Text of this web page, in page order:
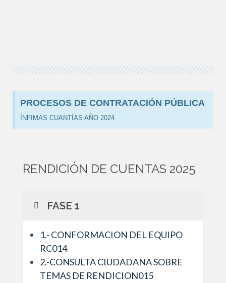
PROCESOS DE CONTRATACIÓN PÚBLICA
ÍNFIMAS CUANTÍAS AÑO 2024
RENDICIÓN DE CUENTAS 2025
FASE 1
1.- CONFORMACION DEL EQUIPO
RC014
2.-CONSULTA CIUDADANA SOBRE
TEMAS DE RENDICION015